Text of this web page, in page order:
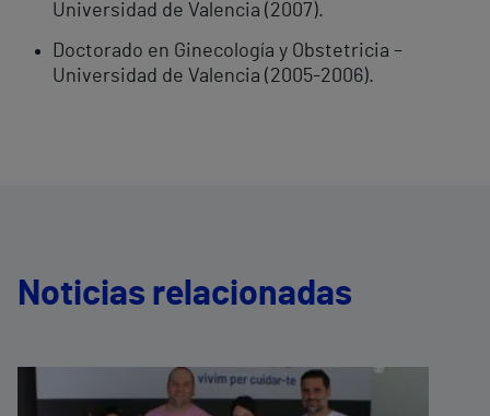
Universidad de Valencia (2007).
Doctorado en Ginecología y Obstetricia –
Universidad de Valencia (2005-2006).
Noticias relacionadas